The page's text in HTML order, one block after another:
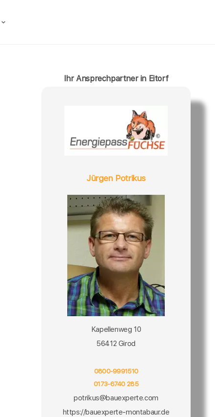
Ihr Ansprechpartner in Eitorf
Jürgen Potrikus
Kapellenweg 10
56412 Girod
0800-9991510
0173-6740 285
potrikus@bauexperte.com
https://bauexperte-montabaur.de